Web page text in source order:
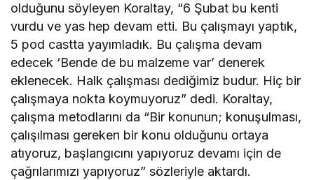
olduğunu söyleyen Koraltay, “6 Şubat bu kenti
vurdu ve yas hep devam etti. Bu çalışmayı yaptık,
5 pod castta yayımladık. Bu çalışma devam
edecek ‘Bende de bu malzeme var’ denerek
eklenecek. Halk çalışması dediğimiz budur. Hiç bir
çalışmaya nokta koymuyoruz” dedi. Koraltay,
çalışma metodlarını da “Bir konunun; konuşulması,
çalışılması gereken bir konu olduğunu ortaya
atıyoruz, başlangıcını yapıyoruz devamı için de
çağrılarımızı yapıyoruz” sözleriyle aktardı.